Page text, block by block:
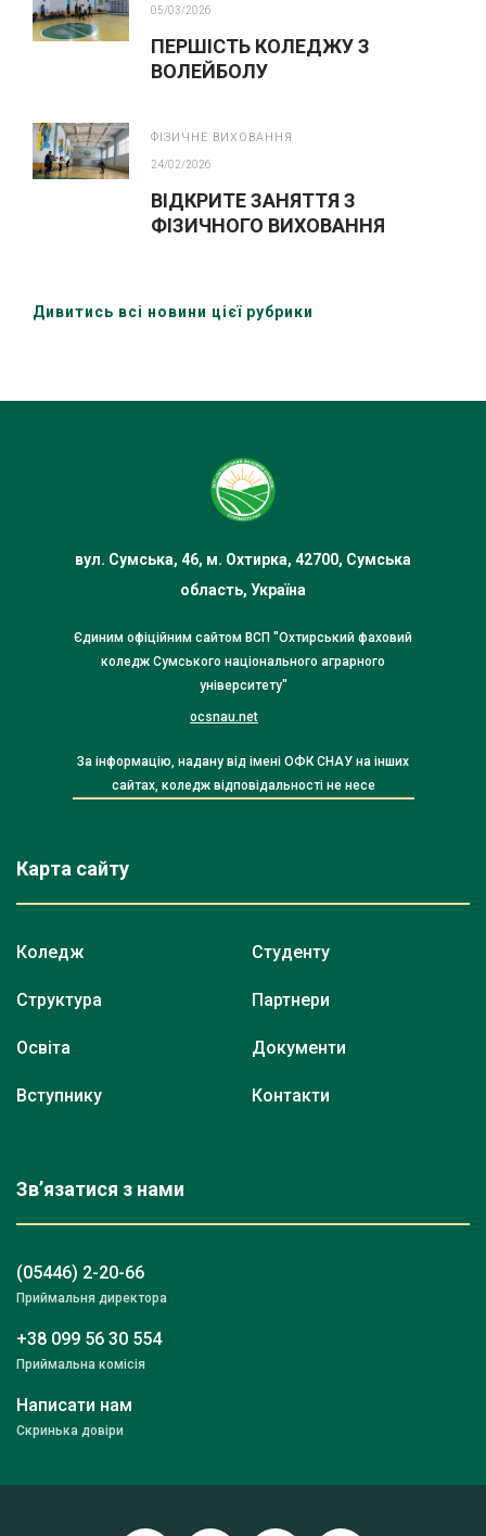
05/03/2026
ПЕРШІСТЬ КОЛЕДЖУ З
ВОЛЕЙБОЛУ
ФІЗИЧНЕ ВИХОВАННЯ
24/02/2026
ВІДКРИТЕ ЗАНЯТТЯ З
ФІЗИЧНОГО ВИХОВАННЯ
Дивитись всі новини цієї рубрики
вул. Сумська, 46, м. Охтирка, 42700, Сумська
область, Україна
Єдиним офіційним сайтом ВСП "Охтирський фаховий
коледж Сумського національного аграрного
університету"
ocsnau.net
За інформацію, надану від імені ОФК СНАУ на інших
сайтах, коледж відповідальності не несе
Карта сайту
Коледж
Структура
Освіта
Вступнику
Студенту
Партнери
Документи
Контакти
Зв’язатися з нами
(05446) 2-20-66
Приймальня директора
+38 099 56 30 554
Приймальна комісія
Написати нам
Скринька довіри